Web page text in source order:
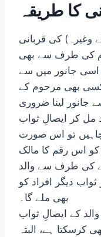
کا طریقہ
وغیرہ) کی قربانی
کی طرف سے بھی
اسی جانور میں سے
کسی بھی مرحوم کے
جانور لینا ضروری
مل کر ایصالِ ثواب
چاہیں تو اس صورت
اس رقم کا مالک
کی طرف سے والد
دیگر افراد کو
بھی ملے گا۔
والد کے ایصالِ ثواب
کرسکتا ہے، البتہ